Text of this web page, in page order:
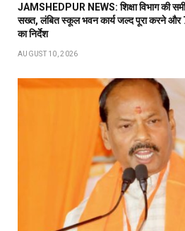
JAMSHEDPUR NEWS: शिक्षा विभाग की
सख्त, लंबित स्कूल भवन कार्य जल्द पूरा करने और
का निर्देश
AUGUST 10, 2026